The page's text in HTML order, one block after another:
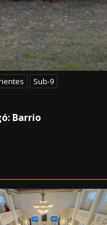
Sub-9
Barrio